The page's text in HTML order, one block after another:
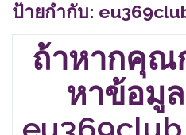
ป้ายกำกับ:
ถ้าหากคุณ
หาข้อมู